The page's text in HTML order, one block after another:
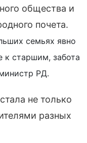
общества и
почета.
семьях явно
к старшим, забота
РД.
не только
разных